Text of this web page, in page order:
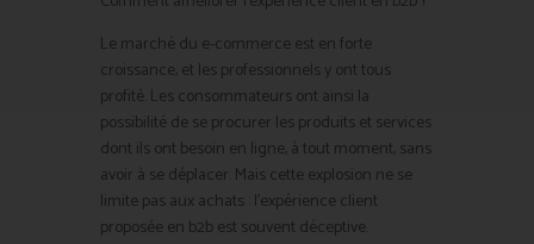
Le marché du e-commerce est en forte
croissance, et les professionnels y ont tous
profité. Les consommateurs ont ainsi la
possibilité de se procurer les produits et services
dont ils ont besoin en ligne, à tout moment, sans
avoir à se déplacer. Mais cette explosion ne se
limite pas aux achats : l’expérience client
proposée en b2b est souvent déceptive.